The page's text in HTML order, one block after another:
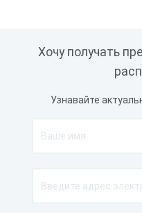
Хочу получать
Узнавайте